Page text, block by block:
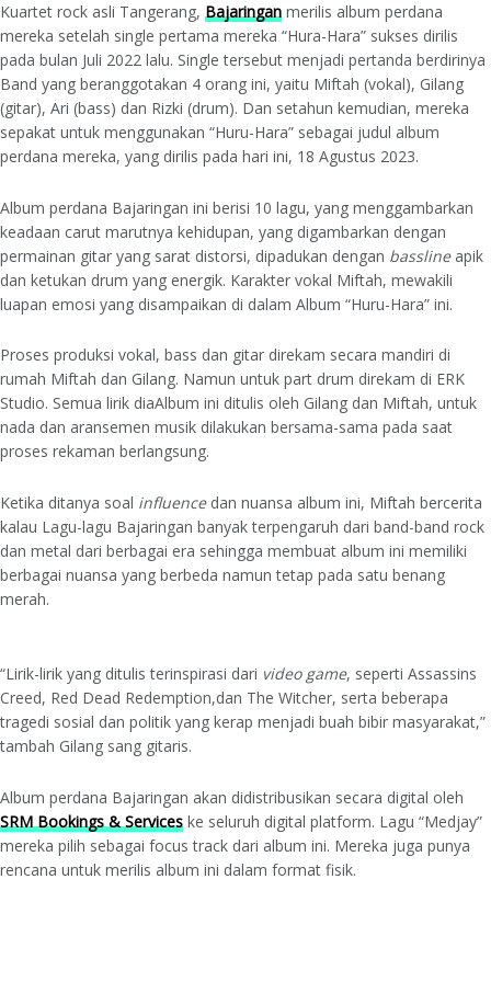
Kuartet rock asli Tangerang, Bajaringan merilis album perdana
mereka setelah single pertama mereka “Hura-Hara” sukses dirilis
pada bulan Juli 2022 lalu. Single tersebut menjadi pertanda berdirinya
Band yang beranggotakan 4 orang ini, yaitu Miftah (vokal), Gilang
(gitar), Ari (bass) dan Rizki (drum). Dan setahun kemudian, mereka
sepakat untuk menggunakan “Huru-Hara” sebagai judul album
perdana mereka, yang dirilis pada hari ini, 18 Agustus 2023.
Album perdana Bajaringan ini berisi 10 lagu, yang menggambarkan
keadaan carut marutnya kehidupan, yang digambarkan dengan
permainan gitar yang sarat distorsi, dipadukan dengan basslineapik
dan ketukan drum yang energik. Karakter vokal Miftah, mewakili
luapan emosi yang disampaikan di dalam Album “Huru-Hara” ini.
Proses produksi vokal, bass dan gitar direkam secara mandiri di
rumah Miftah dan Gilang. Namun untuk part drum direkam di ERK
Studio. Semua lirik diaAlbum ini ditulis oleh Gilang dan Miftah, untuk
nada dan aransemen musik dilakukan bersama-sama pada saat
proses rekaman berlangsung.
Ketika ditanya soal influencedan nuansa album ini, Miftah bercerita
kalau Lagu-lagu Bajaringan banyak terpengaruh dari band-band rock
dan metal dari berbagai era sehingga membuat album ini memiliki
berbagai nuansa yang berbeda namun tetap pada satu benang
merah.
“Lirik-lirik yang ditulis terinspirasi dari video game, seperti Assassins
Creed, Red Dead Redemption,dan The Witcher, serta beberapa
tragedi sosial dan politik yang kerap menjadi buah bibir masyarakat,”
tambah Gilang sang gitaris.
Album perdana Bajaringan akan didistribusikan secara digital oleh
SRM Bookings & Services ke seluruh digital platform. Lagu “Medjay”
mereka pilih sebagai focus track dari album ini. Mereka juga punya
rencana untuk merilis album ini dalam format fisik.